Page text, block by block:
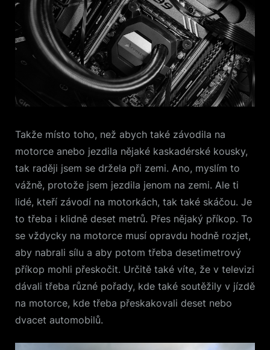
Takže místo toho, než abych také závodila na
motorce anebo jezdila nějaké kaskadérské kousky,
tak raději jsem se držela při zemi. Ano, myslím to
vážně, protože jsem jezdila jenom na zemi. Ale ti
lidé, kteří závodí na motorkách, tak také skáčou. Je
to třeba i klidně deset metrů. Přes nějaký příkop. To
se vždycky na motorce musí opravdu hodně rozjet,
aby nabrali sílu a aby potom třeba desetimetrový
příkop mohli přeskočit. Určitě také víte, že v televizi
dávali třeba různé pořady, kde také soutěžily v jízdě
na motorce, kde třeba přeskakovali deset nebo
dvacet automobilů.